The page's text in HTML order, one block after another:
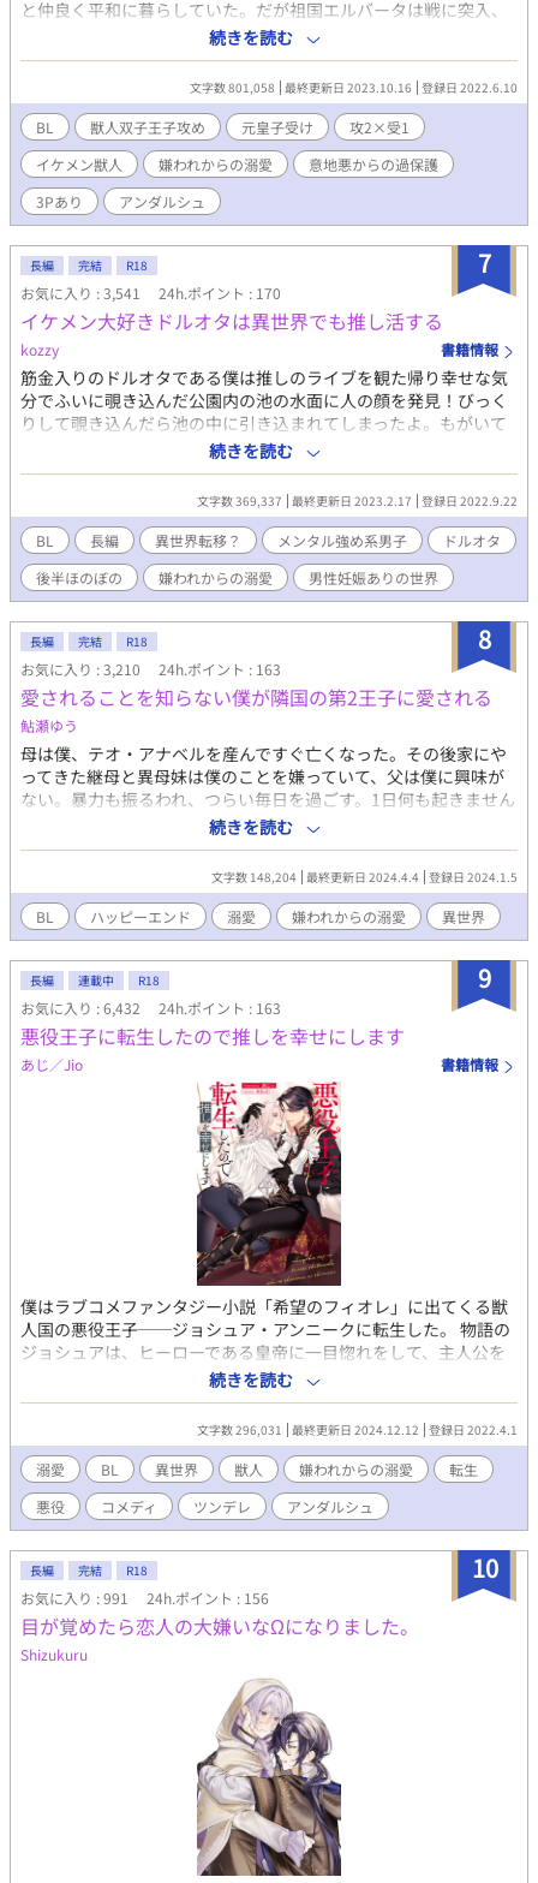
と仲良く平和に暮らしていた。だが祖国エルバータは戦に突入、
獣人の国ダイガに敗れた。 停戦の交渉役としてダイガに赴いたア
ーネストは、虎の獣人である双子の王子と出会う。 エルバータ皇
族を憎む彼らとの交渉の末、召し使いとして仕えることになった
アーネスト。多額の賠償金を背負わされるも、「お金稼ぐぞ！」
と本人は前向き。 やる気はあるが病弱で箱入りで、何をやっても
周囲をハラハラさせるポンコツ召し使いっぷりを発揮しながら、
イケメンだが傍若無人な双子の獣人王子をも振り回す日々が始ま
る。 「とんでもねーな、こいつ！」（双子王子の苦情） ※タグを
ご確認の上、苦手そうと思われた方はご遠慮ください。 ※R18シ
向きです。何でもありのBL童話としてご納得いただける方向け。
※コメント欄は基本ネタバレチェックなしです。ご留意くださ
い。
続きを読む
文字数 801,058 最終更新日 2023.10.16 登録日 2022.6.10
BL 獣人双子王子攻め 元皇子受け
攻2×受1
イケメン獣人
嫌われからの溺愛
意地悪からの過保護
3Pあり
アンダルシュ
7
長編 完結 R18
お気に入り : 3,541 24h.ポイント : 170
イケメン大好きドルオタは異世界でも推し活する
kozzy 書籍情報
筋金入りのドルオタである僕は推しのライブを観た帰り幸せな気
分でふいに覗き込んだ公園内の池の水面に人の顔を発見！びっく
りして覗き込んだら池の中に引き込まれてしまったよ。もがいて
もがいて何とか岸に戻るとそこは見たこともない景色。水面に映
る自分の顔はさっき見た白い顔？一緒にいた侍女っぽい人の話に
よるとどうやらこの白い顔の人は今から輿入れするらしい…つま
り…僕⁉ 不安の中、魔獣の瘴気で誰も近寄れないともいわれ恐れ
られている結婚相手の辺境伯邸につくとそこには現世で推してた
あの人にそっくりな美丈夫が‼ え～こんなのもう推すしかないよ
ね？推しの無い人生なんて考えられないし～？ でもどうやら僕辺
境伯様に嫌われているみたい…なんでぇ～？ 『チートな転生農家
の息子は悪の公爵を溺愛する』書籍化となりました。 お手に取っ
て頂けたらとっても嬉しいです(｡>ㅅ<)✩⡱
続きを読む
文字数 369,337 最終更新日 2023.2.17 登録日 2022.9.22
BL 長編 異世界転移？ メンタル強め系男子
ドルオタ
後半ほのぼの
嫌われからの溺愛 男性妊娠ありの世界
8
長編 完結 R18
お気に入り : 3,210 24h.ポイント : 163
愛されることを知らない僕が隣国の第2王子に愛される
鮎瀬ゆう
母は僕、テオ・アナベルを産んですぐ亡くなった。その後家にや
ってきた継母と異母妹は僕のことを嫌っていて、父は僕に興味が
ない。暴力も振るわれ、つらい毎日を過ごす。1日何も起きません
ように、静かに、早く1日が終わりますようにと願いながら過ごす
日々。そんなある日、王家で開かれたお茶会に参加したことで、
僕は運命の出会いをするー。 愛されることを知らない主人公が隣
国の第2王子と出会い、愛されることとは、を知っていくお話で
す。前半は主人公がかわいそうな扱いを受けますが、攻めくんが
助けるし溺愛します。ハッピーエンドです。 ※男同士で結婚も妊
娠もできますが、オメガバースではありません。そういう世界で
す。 ※軽めな表現ではありますが、暴力を受けているシーンがあ
ります。
続きを読む
文字数 148,204 最終更新日 2024.4.4 登録日 2024.1.5
BL ハッピーエンド 溺愛 嫌われからの溺愛 異世界
9
長編 連載中 R18
お気に入り : 6,432 24h.ポイント : 163
悪役王子に転生したので推しを幸せにします
あじ／Jio 書籍情報
僕はラブコメファンタジー小説「希望のフィオレ」に出てくる獣
人国の悪役王子──ジョシュア・アンニークに転生した。 物語の
ジョシュアは、ヒーローである皇帝に一目惚れをして、主人公を
皇后の座から引きずり下ろそうとした性悪王子。 だけど、僕は違
う。 なんせ僕の推しは、物語の主人公に想いを寄せている、ベル
デ大公だからだ！ どんなときも主人公を想い、守り、何年も一途
に愛したのに、ぽっとで弟に想い人をかっさらわれるわ、最後は
死亡エンドだわ……あんまりだろう！ だから僕は決意した。 ──
僕が大公を幸せにしたらいいじゃん、と。 大公の死亡フラグを折
り幸せにするため、とある契約をもちかけた僕は、ある秘密を抱
えて推し活に励むことになったのだけれど……。 --------------------
--------- ツンデレ無愛想攻めと、不遜な一途健気受けです。 最初の
説明回のみはすれ違いや嫌われですが、 第３章からラブコメ・ギ
ャグテイストな雰囲気になります。 前半 攻め←←←←←←←←受
け 後半 攻め→→→→→→→→受け みたいな感じで溺愛度たっぷ
りになる予定です。 また、異種族がいるため男性妊娠が可能な世
載していますが、先行公開はこちらです。
続きを読む
文字数 296,031 最終更新日 2024.12.12 登録日 2022.4.1
溺愛 BL 異世界 獣人 嫌われからの溺愛
転生
悪役
コメディ ツンデレ アンダルシュ
10
長編 完結 R18
お気に入り : 991 24h.ポイント : 156
目が覚めたら恋人の大嫌いなΩになりました。
Shizukuru